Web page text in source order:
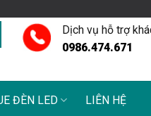
Dịch vụ hỗ trợ
0986.474.671
ĐÈN LED LIÊN HỆ